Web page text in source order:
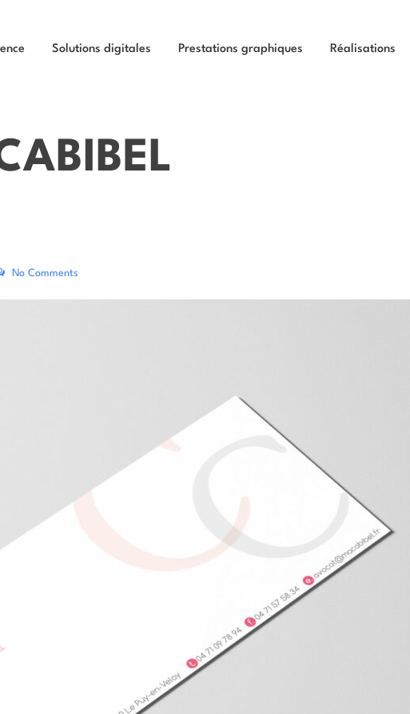
Solutions digitales Prestations graphiques Réalisations
No Comments